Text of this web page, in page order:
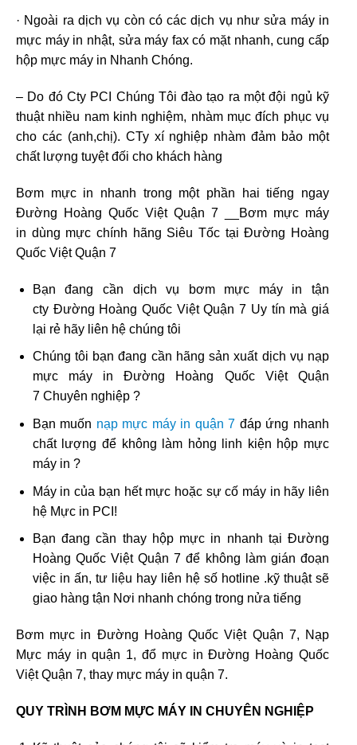
· Ngoài ra dịch vụ còn có các dịch vụ như sửa máy in
mực máy in nhật, sửa máy fax có mặt nhanh, cung cấp
hộp mực máy in Nhanh Chóng.
– Do đó Cty PCI Chúng Tôi đào tạo ra một đội ngủ kỹ
thuật nhiều nam kinh nghiệm, nhàm mục đích phục vụ
cho các (anh,chị). CTy xí nghiệp nhàm đảm bảo một
chất lượng tuyệt đối cho khách hàng
Bơm mực in nhanh trong một phần hai tiếng ngay
Đường Hoàng Quốc Việt Quận 7 __Bơm mực máy
in dùng mực chính hãng Siêu Tốc tại Đường Hoàng
Quốc Việt Quận 7
Bạn đang cần dịch vụ bơm mực máy in tận
cty Đường Hoàng Quốc Việt Quận 7 Uy tín mà giá
lại rẻ hãy liên hệ chúng tôi
Chúng tôi bạn đang cần hãng sản xuất dịch vụ nạp
mực máy in Đường Hoàng Quốc Việt Quận
7 Chuyên nghiệp ?
Bạn muốn nạp mực máy in quận 7 đáp ứng nhanh
chất lượng để không làm hỏng linh kiện hộp mực
máy in ?
Máy in của bạn hết mực hoặc sự cố máy in hãy liên
hệ Mực in PCI!
Bạn đang cần thay hộp mực in nhanh tại Đường
Hoàng Quốc Việt Quận 7 để không làm gián đoạn
việc in ấn, tư liệu hay liên hệ số hotline .kỹ thuật sẽ
giao hàng tận Nơi nhanh chóng trong nửa tiếng
Bơm mực in Đường Hoàng Quốc Việt Quận 7, Nạp
Mực máy in quận 1, đổ mực in Đường Hoàng Quốc
Việt Quận 7, thay mực máy in quận 7.
QUY TRÌNH BƠM MỰC MÁY IN CHUYÊN NGHIỆP